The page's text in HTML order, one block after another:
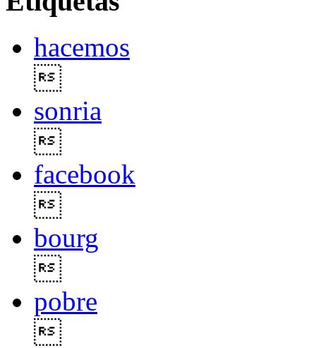
hacemos
sonria
facebook
bourg
pobre